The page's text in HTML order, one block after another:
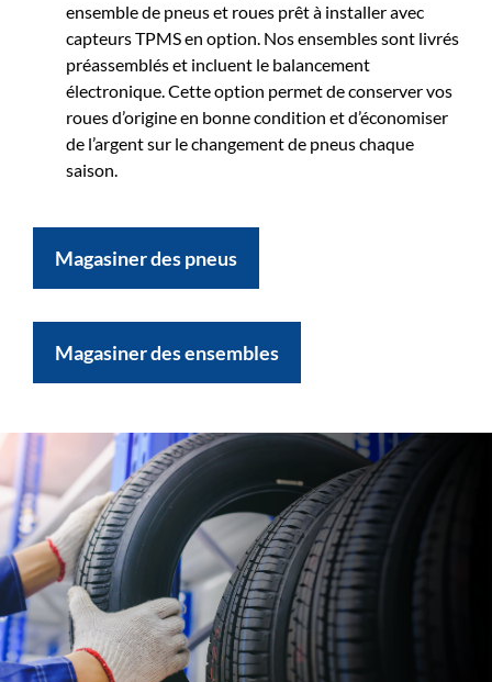
ensemble de pneus et roues prêt à installer avec
capteurs TPMS en option. Nos ensembles sont livrés
préassemblés et incluent le balancement
électronique. Cette option permet de conserver vos
roues d’origine en bonne condition et d’économiser
de l’argent sur le changement de pneus chaque
saison.
Magasiner des pneus
Magasiner des ensembles